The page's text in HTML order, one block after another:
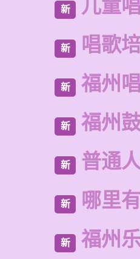
新 儿童
新 唱歌
新 福州
新 福州
新 普通
新 哪里
新 福州